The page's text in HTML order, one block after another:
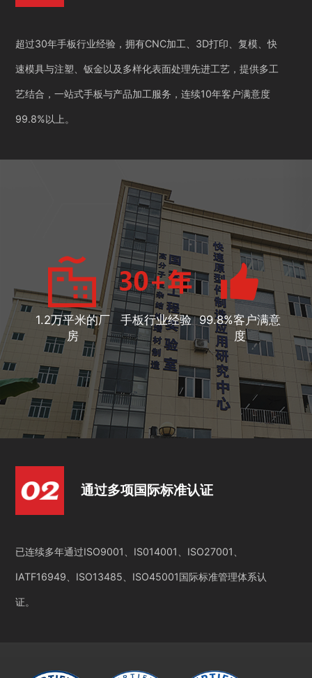
超过30年手板行业经验，拥有CNC加工、3D打印、复模、快
速模具与注塑、钣金以及多样化表面处理先进工艺，提供多工
艺结合，一站式手板与产品加工服务，连续10年客户满意度
99.8%以上。
1.2万平米的厂
房
手板行业经验 99.8%客户满意
度
通过多项国际标准认证
已连续多年通过ISO9001、IS014001、ISO27001、
IATF16949、ISO13485、ISO45001国际标准管理体系认
证。